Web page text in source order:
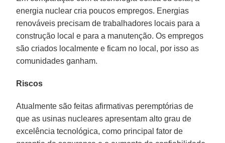
energia nuclear cria poucos empregos. Energias
renováveis precisam de trabalhadores locais para a
construção local e para a manutenção. Os empregos
são criados localmente e ficam no local, por isso as
comunidades ganham.
Riscos
Atualmente são feitas afirmativas peremptórias de
que as usinas nucleares apresentam alto grau de
excelência tecnológica, como principal fator de